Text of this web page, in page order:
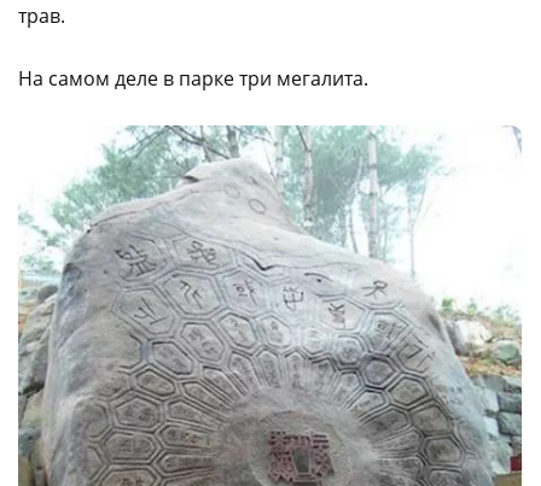
трав.
На самом деле в парке три мегалита.